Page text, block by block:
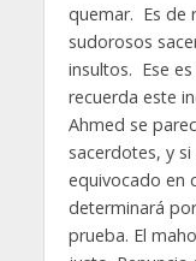
quemar. Es de
sudorosos
insultos. Ese
recuerda este
Ahmed se
sacerdotes, y
equivocado en
determinará
prueba. El